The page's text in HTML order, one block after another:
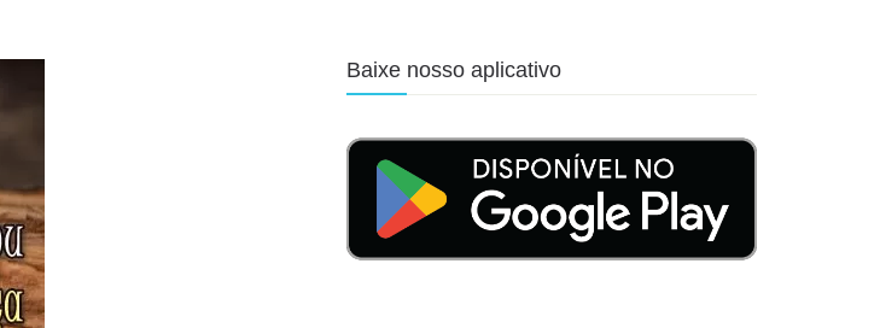
Baixe nosso aplicativo